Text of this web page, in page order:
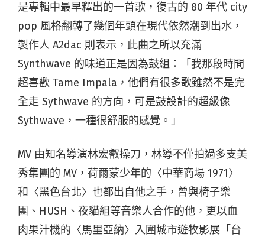
是專輯中最早釋出的一首歌，復古的 80 年代 city
pop 風格翻轉了幾個年頭在現代依然潮到出水，
製作人 A2dac 則表示，此曲之所以充滿
Synthwave 的味道正是因為鼓組：「我那段時間
超喜歡 Tame Impala，他們有很多歌雖然不是完
全走 Sythwave 的方向，可是鼓設計的超級像
Sythwave，一種很舒服的感覺。」
MV 由知名導演林宏叡操刀，林導不僅拍過多支美
秀集團的 MV，荷爾蒙少年的〈中華商場 1971〉
和〈黑色台北〉也都出自他之手，曾與椅子樂
團、HUSH、夜貓組等音樂人合作的他，更以血
肉果汁機的〈馬里亞納〉入圍城市遊牧影展「台